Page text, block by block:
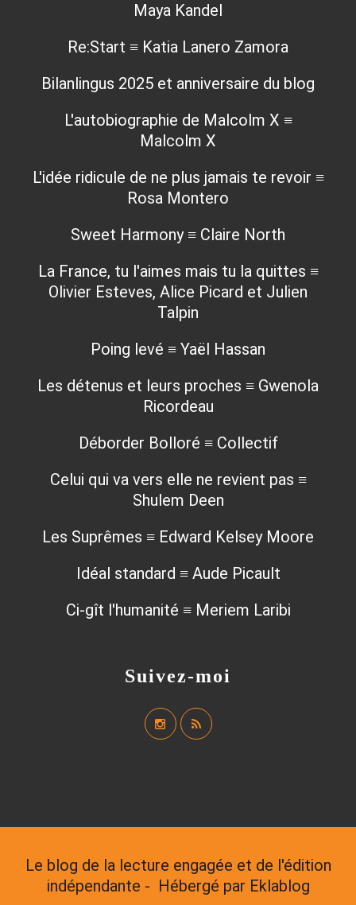
Suivez-moi
Maya Kandel
Re:Start ≡ Katia Lanero Zamora
Bilanlingus 2025 et anniversaire du blog
L'autobiographie de Malcolm X ≡
Malcolm X
L'idée ridicule de ne plus jamais te revoir ≡
Rosa Montero
Sweet Harmony ≡ Claire North
La France, tu l'aimes mais tu la quittes ≡
Olivier Esteves, Alice Picard et Julien
Talpin
Poing levé ≡ Yaël Hassan
Les détenus et leurs proches ≡ Gwenola
Ricordeau
Déborder Bolloré ≡ Collectif
Celui qui va vers elle ne revient pas ≡
Shulem Deen
Les Suprêmes ≡ Edward Kelsey Moore
Idéal standard ≡ Aude Picault
Ci-gît l'humanité ≡ Meriem Laribi
Le blog de la lecture engagée et de l'édition
indépendante - Hébergé par Eklablog